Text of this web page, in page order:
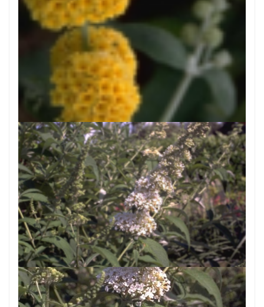
Vlinderstruik
Buddleja x weyeriana 'Sungold'